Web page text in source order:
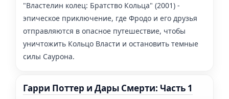
"Властелин колец: Братство Кольца" (2001) -
эпическое приключение, где Фродо и его друзья
отправляются в опасное путешествие, чтобы
уничтожить Кольцо Власти и остановить темные
силы Саурона.
Гарри Поттер и Дары Смерти: Часть 1